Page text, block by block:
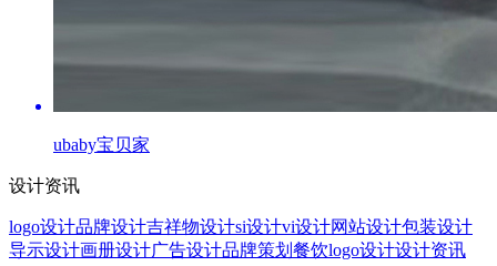
ubaby宝贝家
设计资讯
logo设计品牌设计吉祥物设计si设计vi设计网站设计包装设计
导示设计画册设计广告设计品牌策划 餐饮logo设计设计资讯